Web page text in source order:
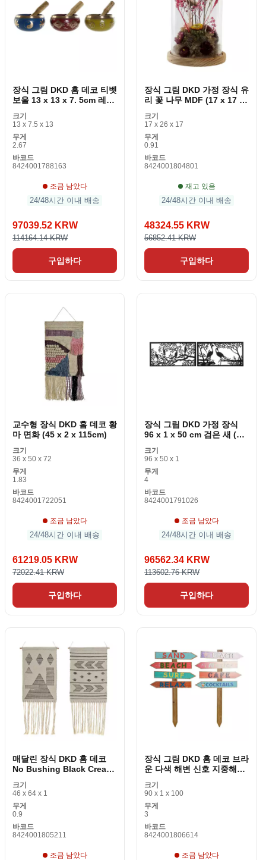
장식 그림 DKD 홈 데코 티벳
보울 13 x 13 x 7. 5cm 레드
크기
13 x 7.5 x 13
무게
2.67
바코드
8424001788163
조금 남았다
24/48시간 이내 배송
97039.52 KRW
114164.14 KRW
구입하다
장식 그림 DKD 가정 장식 유
리 꽃 나무 MDF (17 x 17 x
크기
17 x 26 x 17
무게
0.91
바코드
8424001804801
재고 있음
24/48시간 이내 배송
48324.55 KRW
56852.41 KRW
구입하다
교수형 장식 DKD 홈 데코 황
마 면화 (45 x 2 x 115cm)
크기
36 x 50 x 72
무게
1.83
바코드
8424001722051
조금 남았다
24/48시간 이내 배송
61219.05 KRW
72022.41 KRW
구입하다
장식 그림 DKD 가정 장식
96 x 1 x 50 cm 검은 새 (2
크기
96 x 50 x 1
무게
4
바코드
8424001791026
조금 남았다
24/48시간 이내 배송
96562.34 KRW
113602.76 KRW
구입하다
매달린 장식 DKD 홈 데코
No Bushing Black Cream
64 cm (2 피스)
크기
46 x 64 x 1
무게
0.9
바코드
8424001805211
조금 남았다
장식 그림 DKD 홈 데코 브라
운 다색 해변 신호 지중해
조각)
크기
90 x 1 x 100
무게
3
바코드
8424001806614
조금 남았다